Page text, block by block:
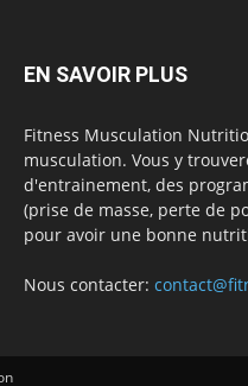
EN SAVOIR PLUS
Fitness Musculation
musculation. Vous y
d'entrainement, des
(prise de masse, perte de
pour avoir une bonne
Nous contacter: